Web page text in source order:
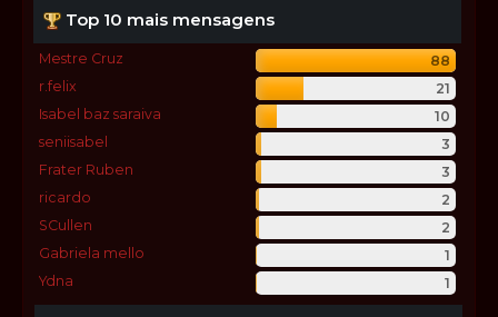
Top 10 mais mensagens
Mestre Cruz
88
r.felix
21
Isabel baz saraiva
10
seniisabel
3
Frater Ruben
3
ricardo
2
SCullen
2
Gabriela mello
1
Ydna
1